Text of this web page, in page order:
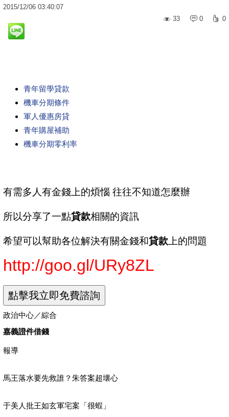
2015/12/06 03:40:07
33
0 0
青年留學貸款
機車分期條件
軍人優惠房貸
青年購屋補助
機車分期零利率
有需多人有金錢上的煩惱 往往不知道怎麼辦
所以分享了一點貸款相關的資訊
希望可以幫助各位解決有關金錢和貸款 上的問題
http://goo.gl/URy8ZL
政治中心／綜合
嘉義證件借錢
報導
馬王落水要先救誰？朱答案超壞心
于美人批王如玄軍宅案「很蝦」